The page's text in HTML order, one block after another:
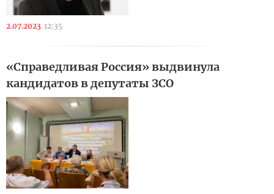
2.07.2023 12:35
«Справедливая Россия» выдвинула
кандидатов в депутаты ЗСО